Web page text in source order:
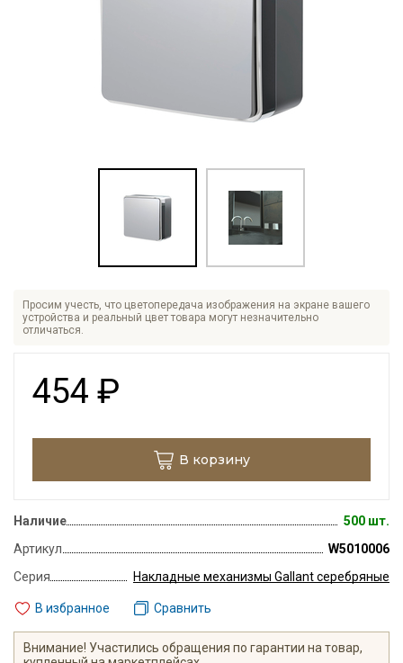
Просим учесть, что цветопередача изображения на экране вашего
устройства и реальный цвет товара могут незначительно
отличаться.
454 ₽
В корзину
Наличие
500 шт.
Артикул
W5010006
Серия
Накладные механизмы Gallant серебряные
В избранное Сравнить
Внимание! Участились обращения по гарантии на товар,